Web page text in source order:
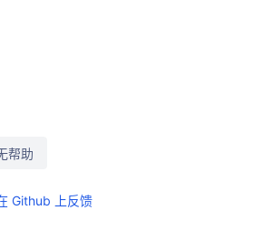
帮助
Github 上反馈